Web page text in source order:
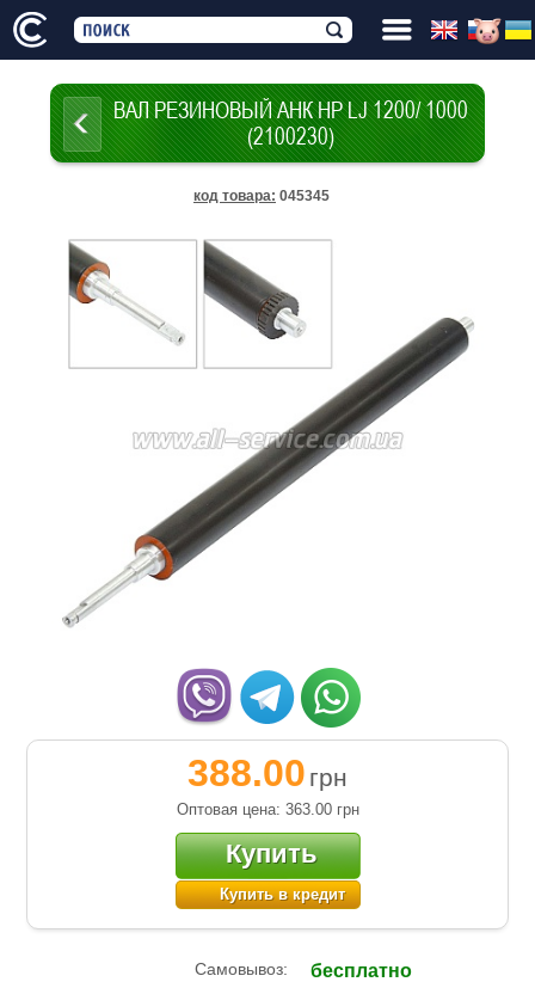
ВАЛ РЕЗИНОВЫЙ АНК HP LJ 1200/ 1000
(2100230)
код товара: 045345
388.00 грн
Оптовая цена: 363.00 грн
Купить
Купить в кредит
Самовывоз: бесплатно